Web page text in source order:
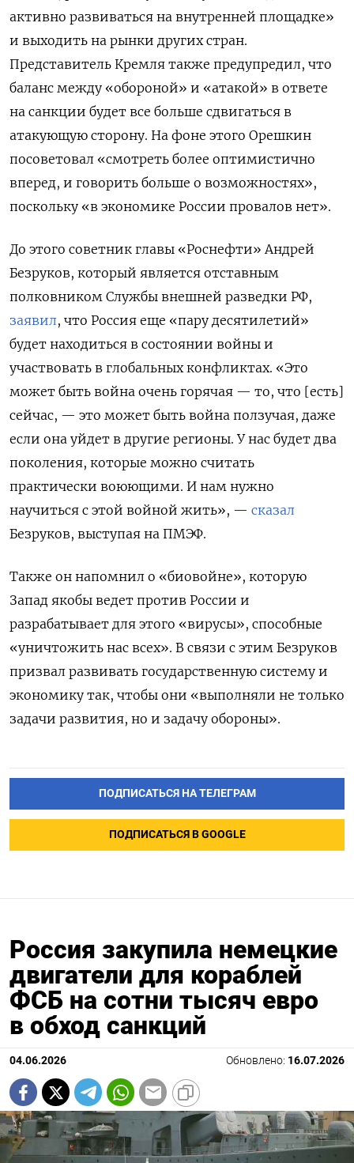
активно развиваться на внутренней площадке»
и выходить на рынки других стран.
Представитель Кремля также предупредил, что
баланс между «обороной» и «атакой» в ответе
на санкции будет все больше сдвигаться в
атакующую сторону. На фоне этого Орешкин
посоветовал «смотреть более оптимистично
вперед, и говорить больше о возможностях»,
поскольку «в экономике России провалов нет».
До этого советник главы «Роснефти» Андрей
Безруков, который является отставным
полковником Службы внешней разведки РФ,
заявил, что Россия еще «пару десятилетий»
будет находиться в состоянии войны и
участвовать в глобальных конфликтах. «Это
может быть война очень горячая — то, что [есть]
сейчас, — это может быть война ползучая, даже
если она уйдет в другие регионы. У нас будет два
поколения, которые можно считать
практически воюющими. И нам нужно
научиться с этой войной жить», — сказал
Безруков, выступая на ПМЭФ.
Также он напомнил о «биовойне», которую
Запад якобы ведет против России и
разрабатывает для этого «вирусы», способные
«уничтожить нас всех». В связи с этим Безруков
призвал развивать государственную систему и
экономику так, чтобы они «выполняли не только
задачи развития, но и задачу обороны».
ПОДПИСАТЬСЯ НА ТЕЛЕГРАМ
ПОДПИСАТЬСЯ В GOOGLE
Россия закупила немецкие
двигатели для кораблей
ФСБ на сотни тысяч евро
в обход санкций
04.06.2026 Обновлено: 16.07.2026